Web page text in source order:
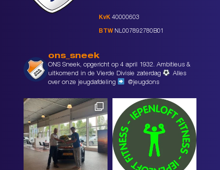
KvK 40000603
BTW NL007892780B01
ons_sneek
ONS Sneek, opgericht op 4 april 1932. Ambitieus &
uitkomend in de Vierde Divisie zaterdag
Alles
over onze jeugdafdeling
@jeugdons